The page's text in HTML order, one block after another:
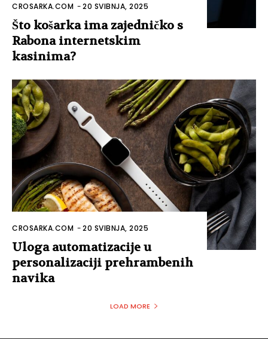
CROSARKA.COM -20 SVIBNJA, 2025
Što košarka ima zajedničko s
Rabona internetskim
kasinima?
CROSARKA.COM -20 SVIBNJA, 2025
Uloga automatizacije u
personalizaciji prehrambenih
navika
LOAD MORE